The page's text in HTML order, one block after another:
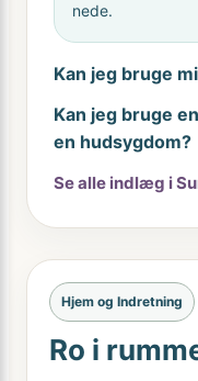
nede.
Kan jeg bruge
Kan jeg bruge
en hudsygdom?
Se alle indlæg i
Hjem og Indretning
Ro i